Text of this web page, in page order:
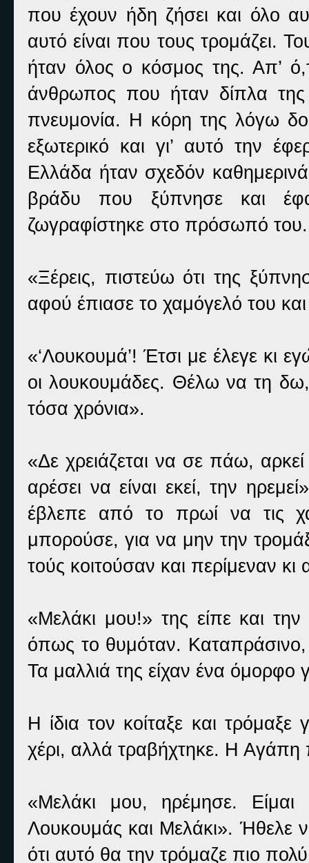
που έχουν ήδη ζήσει και όλο
αυτό είναι που τους τρομάζει.
ήταν όλος ο κόσμος της. Απ’
άνθρωπος που ήταν δίπλα της
πνευμονία. Η κόρη της λόγω
εξωτερικό και γι’ αυτό την
Ελλάδα ήταν σχεδόν
βράδυ που ξύπνησε και
ζωγραφίστηκε στο πρόσωπό του.
«Ξέρεις, πιστεύω ότι της
αφού έπιασε το χαμόγελό του
«‘Λουκουμά’! Έτσι με έλεγε κι
οι λουκουμάδες. Θέλω να τη
τόσα χρόνια».
«Δε χρειάζεται να σε πάω,
αρέσει να είναι εκεί, την
έβλεπε από το πρωί να τις
μπορούσε, για να μην την
τούς κοιτούσαν και περίμεναν
«Μελάκι μου!» της είπε και
όπως το θυμόταν. Καταπράσινο,
Τα μαλλιά της είχαν ένα όμορφο
Η ίδια τον κοίταξε και
χέρι, αλλά τραβήχτηκε. Η Αγάπη
«Μελάκι μου, ηρέμησε.
Λουκουμάς και Μελάκι». Ήθελε
ότι αυτό θα την τρόμαζε πιο